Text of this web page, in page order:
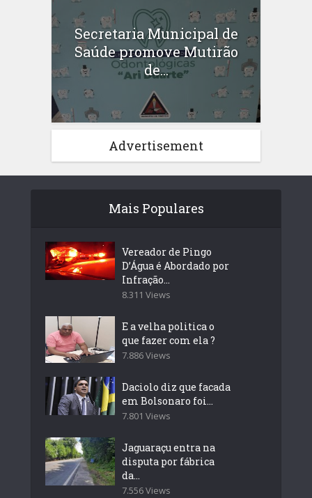
Secretaria Municipal de
Saúde promove Mutirão
de...
Advertisement
Mais Populares
Vereador de Pingo
D’Água é Abordado por
Infração...
8.311 Views
E a velha politica o
que fazer com ela ?
7.886 Views
Daciolo diz que facada
em Bolsonaro foi...
7.801 Views
Jaguaraçu entra na
disputa por fábrica
da...
7.556 Views